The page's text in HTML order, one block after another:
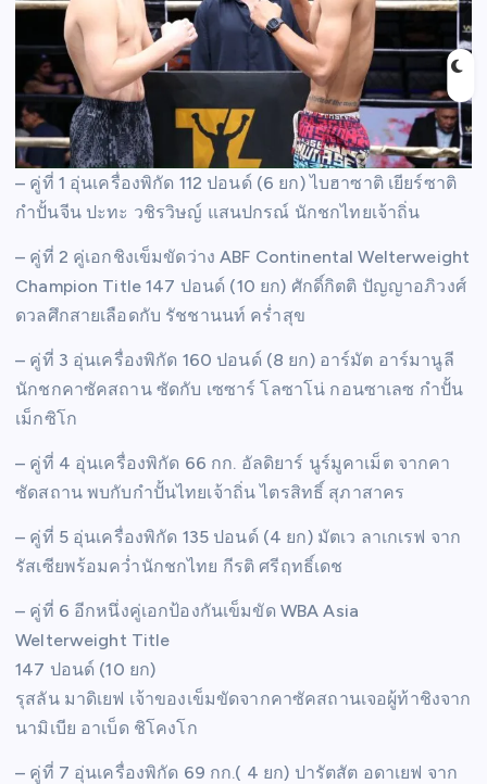
– คู่ที่ 1 อุ่นเครื่องพิกัด 112 ปอนด์ (6 ยก) ไบฮาซาติ เยียร์ซาติ
กำปั้นจีน ปะทะ วชิรวิษญ์ แสนปกรณ์ นักชกไทยเจ้าถิ่น
– คู่ที่ 2 คู่เอกชิงเข็มขัดว่าง ABF Continental Welterweight
Champion Title 147 ปอนด์ (10 ยก) ศักดิ์กิตติ ปัญญาอภิวงศ์
ดวลศึกสายเลือดกับ รัชชานนท์ คร่ำสุข
– คู่ที่ 3 อุ่นเครื่องพิกัด 160 ปอนด์ (8 ยก) อาร์มัต อาร์มานูลี
นักชกคาซัคสถาน ซัดกับ เซซาร์ โลซาโน่ กอนซาเลซ กำปั้น
เม็กซิโก
– คู่ที่ 4 อุ่นเครื่องพิกัด 66 กก. อัลดิยาร์ นูร์มูคาเม็ต จากคา
ซัดสถาน พบกับกำปั้นไทยเจ้าถิ่น ไตรสิทธิ์ สุภาสาคร
– คู่ที่ 5 อุ่นเครื่องพิกัด 135 ปอนด์ (4 ยก) มัตเว ลาเกเรฟ จาก
รัสเซียพร้อมคว่ำนักชกไทย กีรติ ศรีฤทธิ์เดช
– คู่ที่ 6 อีกหนึ่งคู่เอกป้องกันเข็มขัด WBA Asia
Welterweight Title
147 ปอนด์ (10 ยก)
รุสลัน มาดิเยฟ เจ้าของเข็มขัดจากคาซัคสถานเจอผู้ท้าชิงจาก
นามิเบีย อาเบ็ด ชิโคงโก
– คู่ที่ 7 อุ่นเครื่องพิกัด 69 กก.( 4 ยก) ปารัตสัต อดาเยฟ จาก